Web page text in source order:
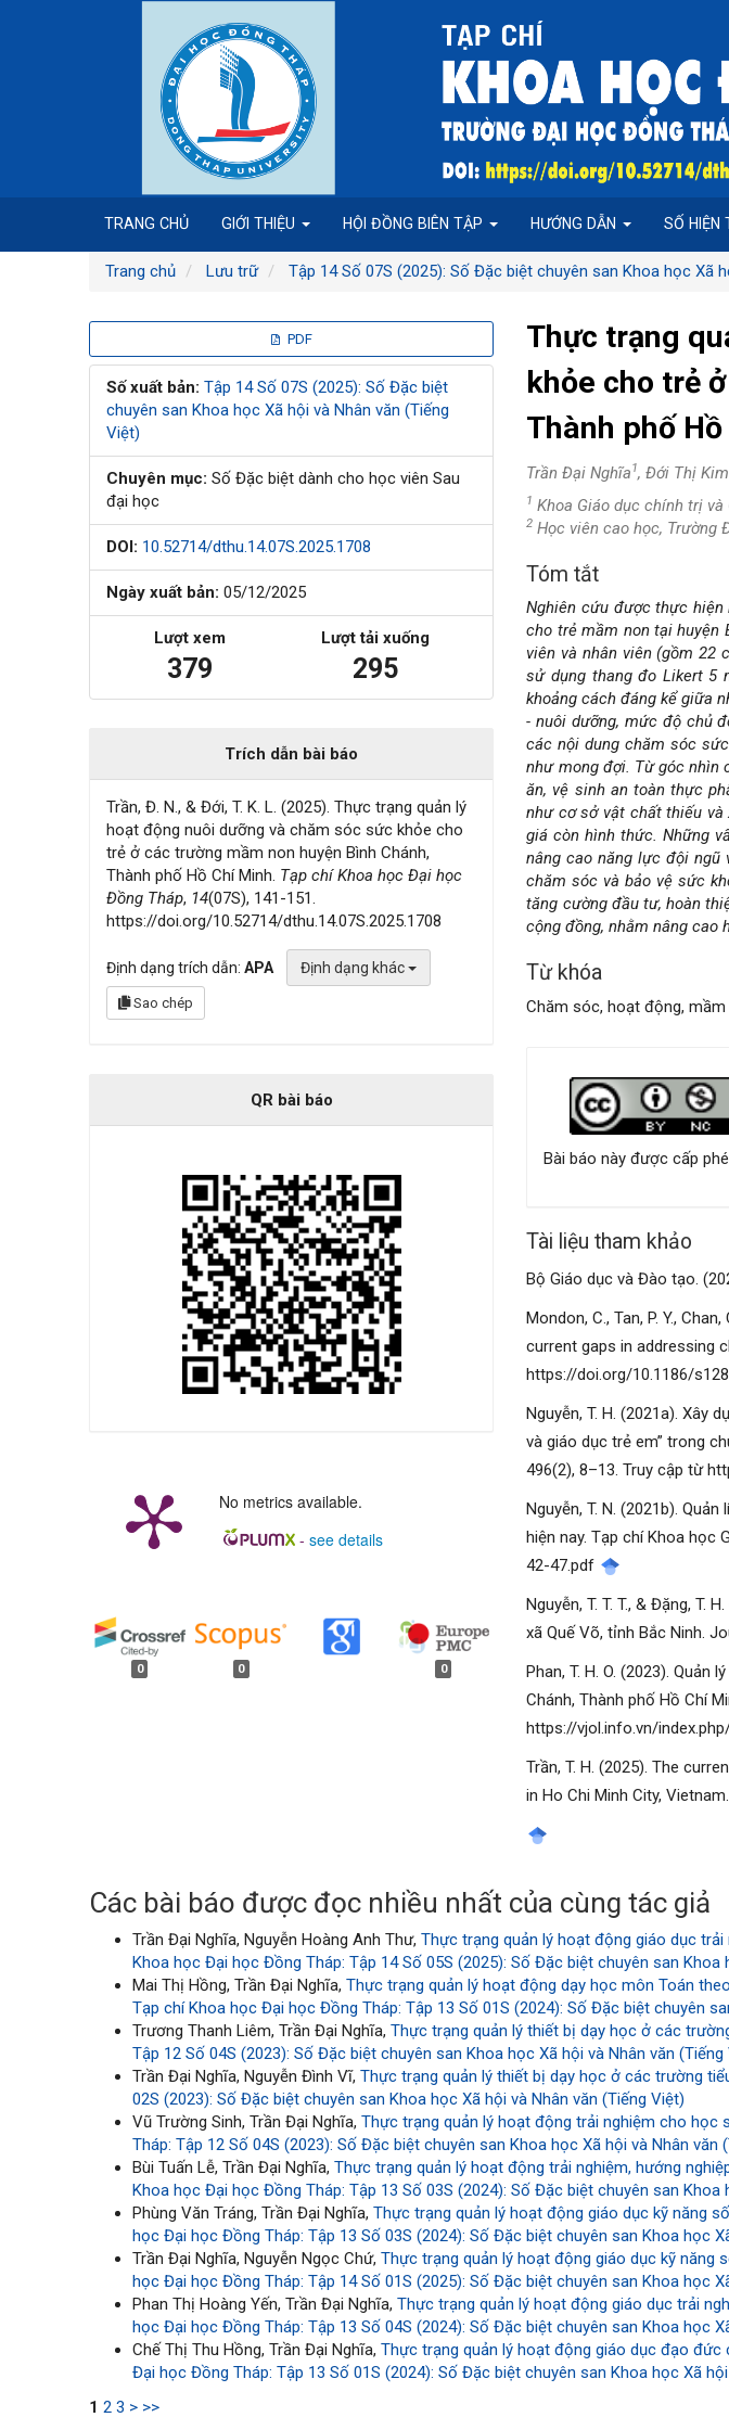
TRANG CHỦ GIỚI THIỆU HỘI ĐỒNG BIÊN TẬP HƯỚNG DẪN SỐ HIỆN
Trang chủ Lưu trữ Tập 14 Số 07S (2025): Số Đặc biệt chuyên san Khoa học Xã
Thanh
bên
bài
viết
PDF
Số xuất bản: Tập 14 Số 07S (2025): Số Đặc biệt
chuyên san Khoa học Xã hội và Nhân văn (Tiếng
Việt)
Chuyên mục: Số Đặc biệt dành cho học viên Sau
đại học
DOI: 10.52714/dthu.14.07S.2025.1708
Ngày xuất bản: 05/12/2025
Lượt xem
379
Lượt tải xuống
295
Trích dẫn bài báo
Trần, Đ. N., & Đới, T. K. L. (2025). Thực trạng quản lý
hoạt động nuôi dưỡng và chăm sóc sức khỏe cho
trẻ ở các trường mầm non huyện Bình Chánh,
Thành phố Hồ Chí Minh. Tạp chí Khoa học Đại học
Đồng Tháp, 14(07S), 141-151.
https://doi.org/10.52714/dthu.14.07S.2025.1708
Định dạng trích dẫn:APA Định dạng khác
Sao chép
QR bài báo
No metrics available.
- see details
0 0 0
Thực trạng
khỏe cho trẻ
Thành phố
Trần Đại Nghĩa1, Đới Thị
1 Khoa Giáo dục chính trị
2 Học viên cao học, Trường
Nội
dung
chính
của
bài
viết
Tóm tắt
Nghiên cứu được thực
cho trẻ mầm non tại huyện
viên và nhân viên (gồm 22
sử dụng thang đo Likert 5
khoảng cách đáng kể giữa
- nuôi dưỡng, mức độ chủ
các nội dung chăm sóc
như mong đợi. Từ góc nhìn
ăn, vệ sinh an toàn thực
như cơ sở vật chất thiếu và
giá còn hình thức. Những
nâng cao năng lực đội ngũ
chăm sóc và bảo vệ sức
tăng cường đầu tư, hoàn
cộng đồng, nhằm nâng cao
Từ khóa
Chăm sóc, hoạt động, mầm
bài
Bài báo này được cấp
Tài liệu tham khảo
Bộ Giáo dục và Đào tạo.
Mondon, C., Tan, P. Y.,
current gaps in addressing
https://doi.org/10.1186/
Nguyễn, T. H. (2021a). Xây
và giáo dục trẻ em” trong
496(2), 8–13. Truy cập từ
Nguyễn, T. N. (2021b).
hiện nay. Tạp chí Khoa học
42-47.pdf
Nguyễn, T. T. T., & Đặng,
xã Quế Võ, tỉnh Bắc Ninh.
Phan, T. H. O. (2023).
Chánh, Thành phố Hồ Chí
https://vjol.info.vn/
Trần, T. H. (2025). The
in Ho Chi Minh City,
Các bài báo được đọc nhiều nhất của cùng tác giả
Trần Đại Nghĩa, Nguyễn Hoàng Anh Thư,Thực trạng quản lý hoạt động giáo dục
Khoa học Đại học Đồng Tháp: Tập 14 Số 05S (2025): Số Đặc biệt chuyên san Khoa
Mai Thị Hồng, Trần Đại Nghĩa,Thực trạng quản lý hoạt động dạy học môn Toán
Tạp chí Khoa học Đại học Đồng Tháp: Tập 13 Số 01S (2024): Số Đặc biệt chuyên
Trương Thanh Liêm, Trần Đại Nghĩa,Thực trạng quản lý thiết bị dạy học ở các
Tập 12 Số 04S (2023): Số Đặc biệt chuyên san Khoa học Xã hội và Nhân văn (Tiếng
Trần Đại Nghĩa, Nguyễn Đình Vĩ,Thực trạng quản lý thiết bị dạy học ở các trường
02S (2023): Số Đặc biệt chuyên san Khoa học Xã hội và Nhân văn (Tiếng Việt)
Vũ Trường Sinh, Trần Đại Nghĩa,Thực trạng quản lý hoạt động trải nghiệm cho
Tháp: Tập 12 Số 04S (2023): Số Đặc biệt chuyên san Khoa học Xã hội và Nhân văn
Bùi Tuấn Lễ, Trần Đại Nghĩa,Thực trạng quản lý hoạt động trải nghiệm, hướng
Khoa học Đại học Đồng Tháp: Tập 13 Số 03S (2024): Số Đặc biệt chuyên san Khoa
Phùng Văn Tráng, Trần Đại Nghĩa,Thực trạng quản lý hoạt động giáo dục kỹ năng
học Đại học Đồng Tháp: Tập 13 Số 03S (2024): Số Đặc biệt chuyên san Khoa học
Trần Đại Nghĩa, Nguyễn Ngọc Chứ,Thực trạng quản lý hoạt động giáo dục kỹ
học Đại học Đồng Tháp: Tập 14 Số 01S (2025): Số Đặc biệt chuyên san Khoa học
Phan Thị Hoàng Yến, Trần Đại Nghĩa,Thực trạng quản lý hoạt động giáo dục trải
học Đại học Đồng Tháp: Tập 13 Số 04S (2024): Số Đặc biệt chuyên san Khoa học
Chế Thị Thu Hồng, Trần Đại Nghĩa,Thực trạng quản lý hoạt động giáo dục đạo
Đại học Đồng Tháp: Tập 13 Số 01S (2024): Số Đặc biệt chuyên san Khoa học Xã
1 2 3 > >>